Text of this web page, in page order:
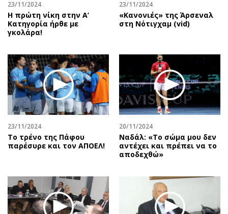
Πολιτισμός
Σινεμά
Μουσική
Εικαστικά
Βιβλίο
Χειρόγραφα
Εκπομπές
Wine routes
Uncut
Προσφορές
Προσωπικότητες στην ''Κ''
Επιστολές
23/11/2024
Η πρώτη νίκη στην Α’
Κατηγορία ήρθε με
γκολάρα!
23/11/2024
«Κανονιές» της Άρσεναλ
στη Νότιγχαμ (vid)
23/11/2024
Το τρένο της Πάφου
παρέσυρε και τον ΑΠΟΕΛ!
20/11/2024
Ναδάλ: «Το σώμα μου δεν
αντέχει και πρέπει να το
αποδεχθώ»